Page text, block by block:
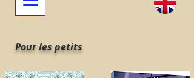
Pour les petits